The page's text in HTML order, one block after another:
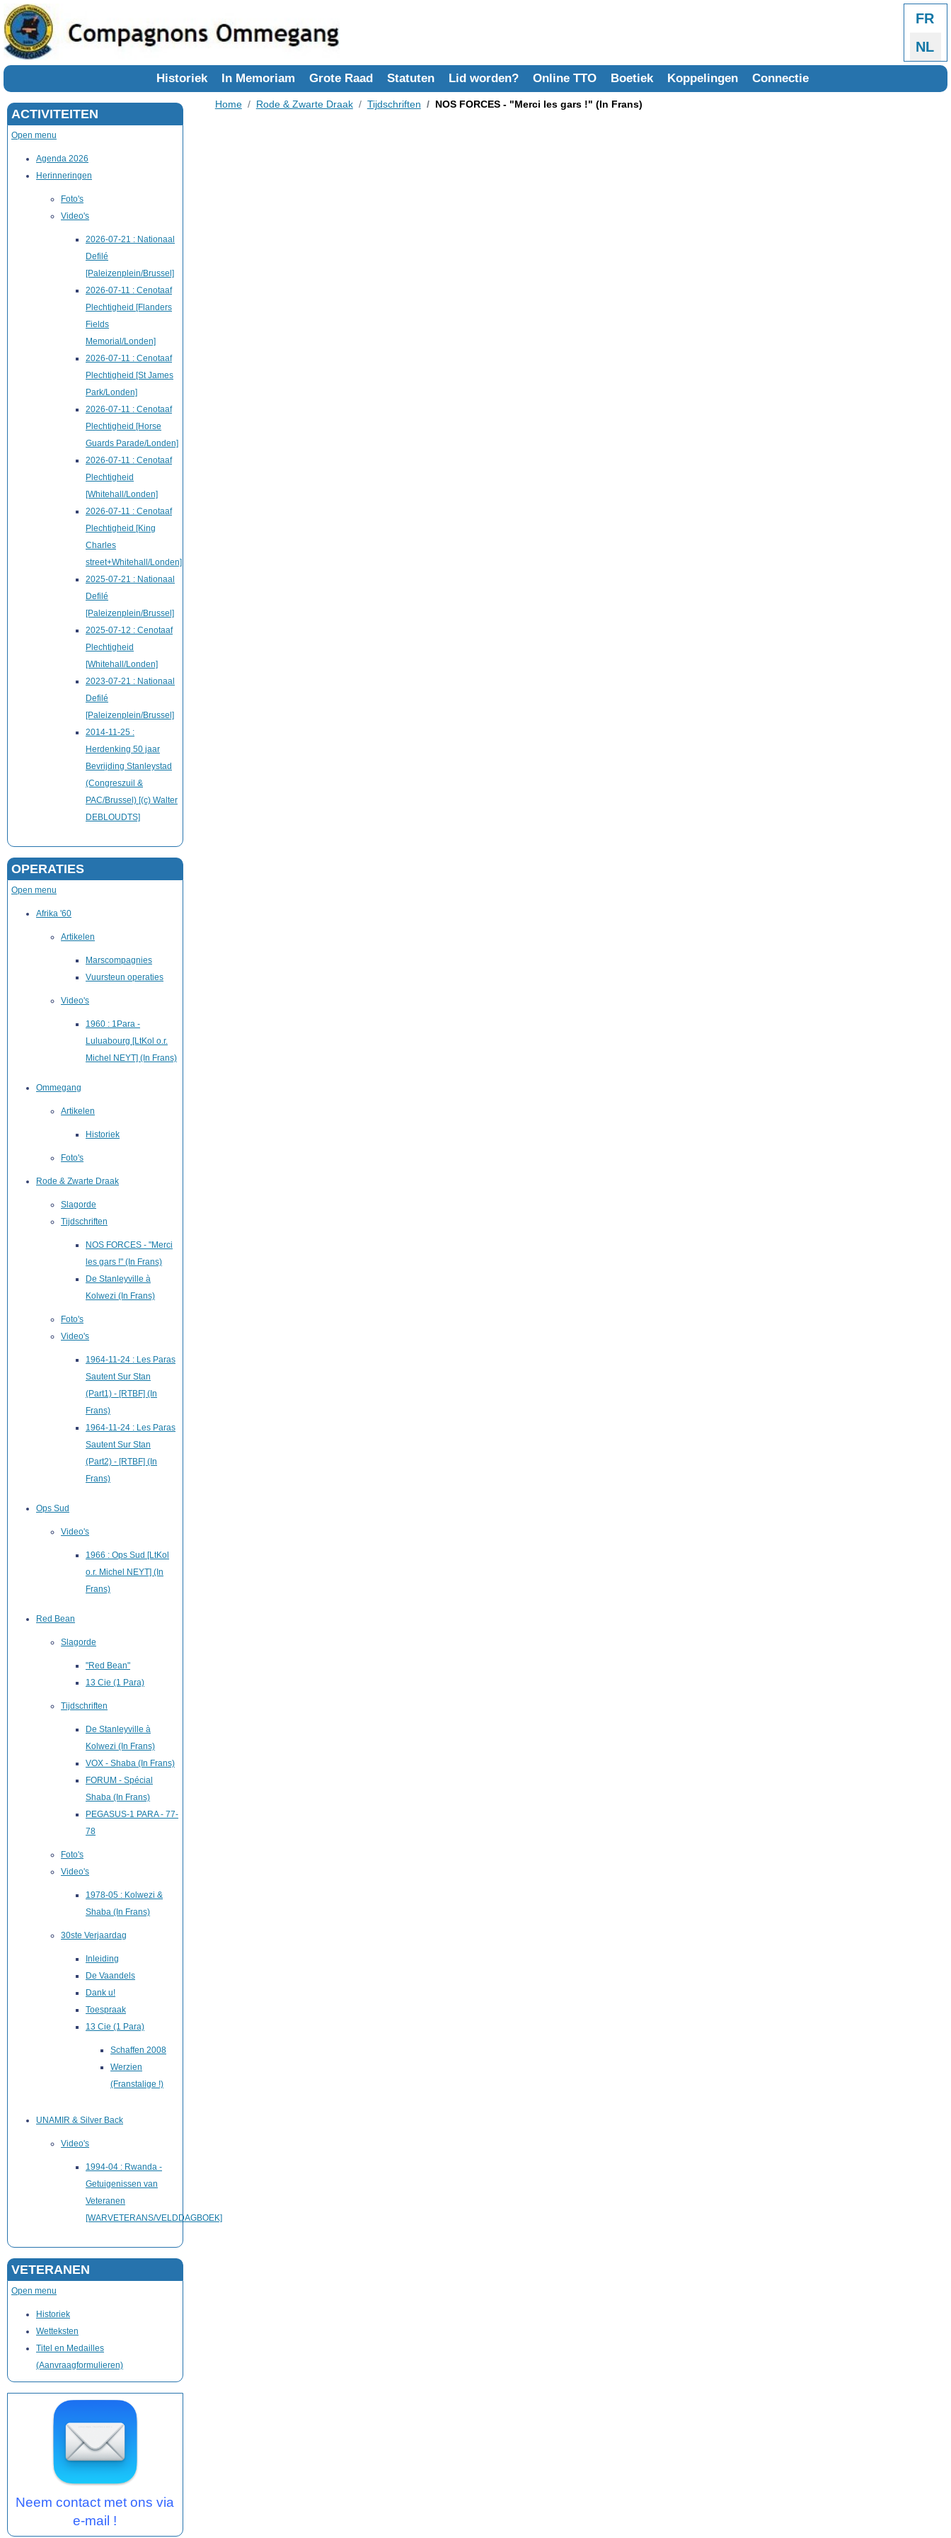
FR
NL
Historiek In Memoriam Grote Raad Statuten Lid worden? Online TTO Boetiek Koppelingen Connectie
ACTIVITEITEN
Open menu
Agenda 2026
Herinneringen
Foto's
Video's
2026-07-21 : Nationaal
Defilé
[Paleizenplein/Brussel]
2026-07-11 : Cenotaaf
Plechtigheid [Flanders
Fields
Memorial/Londen]
2026-07-11 : Cenotaaf
Plechtigheid [St James
Park/Londen]
2026-07-11 : Cenotaaf
Plechtigheid [Horse
Guards Parade/Londen]
2026-07-11 : Cenotaaf
Plechtigheid
[Whitehall/Londen]
2026-07-11 : Cenotaaf
Plechtigheid [King
Charles
street+Whitehall/Londen]
2025-07-21 : Nationaal
Defilé
[Paleizenplein/Brussel]
2025-07-12 : Cenotaaf
Plechtigheid
[Whitehall/Londen]
2023-07-21 : Nationaal
Defilé
[Paleizenplein/Brussel]
2014-11-25 :
Herdenking 50 jaar
Bevrijding Stanleystad
(Congreszuil &
PAC/Brussel) [(c) Walter
DEBLOUDTS]
OPERATIES
Open menu
Afrika '60
Artikelen
Marscompagnies
Vuursteun operaties
Video's
1960 : 1Para -
Luluabourg [LtKol o.r.
Michel NEYT] (In Frans)
Ommegang
Artikelen
Historiek
Foto's
Rode & Zwarte Draak
Slagorde
Tijdschriften
NOS FORCES - "Merci
les gars !" (In Frans)
De Stanleyville à
Kolwezi (In Frans)
Foto's
Video's
1964-11-24 : Les Paras
Sautent Sur Stan
(Part1) - [RTBF] (In
Frans)
1964-11-24 : Les Paras
Sautent Sur Stan
(Part2) - [RTBF] (In
Frans)
Ops Sud
Video's
1966 : Ops Sud [LtKol
o.r. Michel NEYT] (In
Frans)
Red Bean
Slagorde
"Red Bean"
13 Cie (1 Para)
Tijdschriften
De Stanleyville à
Kolwezi (In Frans)
VOX - Shaba (In Frans)
FORUM - Spécial
Shaba (In Frans)
PEGASUS-1 PARA - 77-
78
Foto's
Video's
1978-05 : Kolwezi &
Shaba (In Frans)
30ste Verjaardag
Inleiding
De Vaandels
Dank u!
Toespraak
13 Cie (1 Para)
Schaffen 2008
Werzien
(Franstalige !)
UNAMIR & Silver Back
Video's
1994-04 : Rwanda -
Getuigenissen van
Veteranen
[WARVETERANS/VELDDAGBOEK]
VETERANEN
Open menu
Historiek
Wetteksten
Titel en Medailles
(Aanvraagformulieren)
Neem contact met ons via
e-mail !
Home Rode & Zwarte Draak Tijdschriften NOS FORCES - "Merci les gars !" (In Frans)